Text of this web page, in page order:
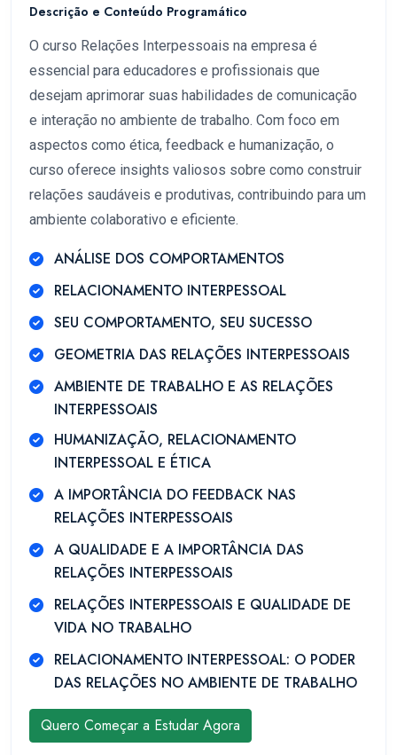
Descrição e Conteúdo Programático
O curso Relações Interpessoais na empresa é
essencial para educadores e profissionais que
desejam aprimorar suas habilidades de comunicação
e interação no ambiente de trabalho. Com foco em
aspectos como ética, feedback e humanização, o
curso oferece insights valiosos sobre como construir
relações saudáveis e produtivas, contribuindo para um
ambiente colaborativo e eficiente.
ANÁLISE DOS COMPORTAMENTOS
RELACIONAMENTO INTERPESSOAL
SEU COMPORTAMENTO, SEU SUCESSO
GEOMETRIA DAS RELAÇÕES INTERPESSOAIS
AMBIENTE DE TRABALHO E AS RELAÇÕES
INTERPESSOAIS
HUMANIZAÇÃO, RELACIONAMENTO
INTERPESSOAL E ÉTICA
A IMPORTÂNCIA DO FEEDBACK NAS
RELAÇÕES INTERPESSOAIS
A QUALIDADE E A IMPORTÂNCIA DAS
RELAÇÕES INTERPESSOAIS
RELAÇÕES INTERPESSOAIS E QUALIDADE DE
VIDA NO TRABALHO
RELACIONAMENTO INTERPESSOAL: O PODER
DAS RELAÇÕES NO AMBIENTE DE TRABALHO
Quero Começar a Estudar Agora